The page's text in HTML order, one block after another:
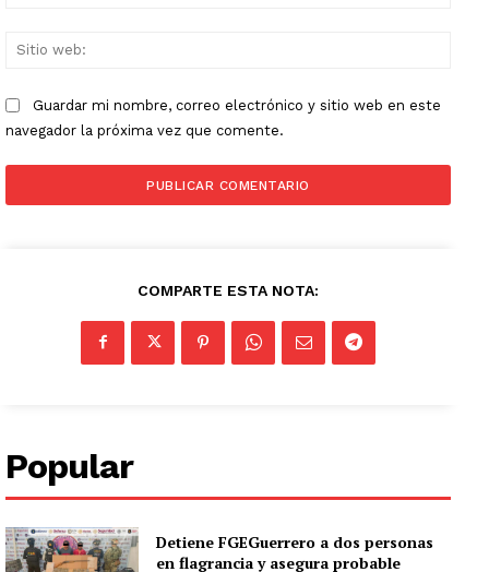
Guardar mi nombre, correo electrónico y sitio web en este
navegador la próxima vez que comente.
COMPARTE ESTA NOTA:
Popular
Detiene FGEGuerrero a dos personas
en flagrancia y asegura probable